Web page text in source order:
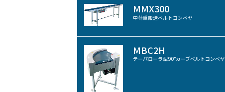
MMX300
中荷重搬送ベルトコンベヤ
MBC2H
テーパローラ型90°カーブベルトコンベヤ